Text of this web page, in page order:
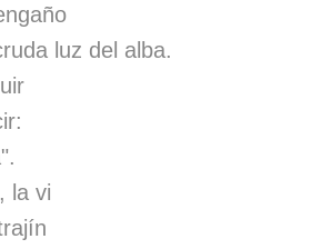
luz del alba.
la vi